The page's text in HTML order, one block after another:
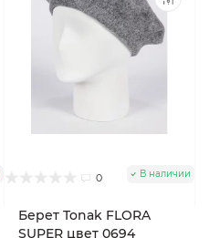
0 В наличии
Берет Tonak FLORA
SUPER цвет 0694